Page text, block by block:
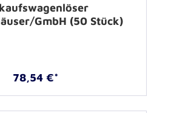
GmbH (50 Stück)
78,54 €*